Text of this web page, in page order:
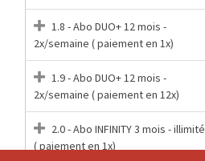
1.8 - Abo DUO+ 12 mois -
2x/semaine ( paiement en 1x)
1.9 - Abo DUO+ 12 mois -
2x/semaine ( paiement en 12x)
2.0 - Abo INFINITY 3 mois - illimité
( paiement en 1x)